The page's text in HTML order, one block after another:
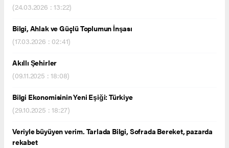
(24.03.2026 : 13:22)
Bilgi, Ahlak ve Güçlü Toplumun İnşası
(17.03.2026 : 02:41)
Akıllı Şehirler
(09.11.2025 : 18:08)
Bilgi Ekonomisinin Yeni Eşiği: Türkiye
(29.10.2025 : 18:27)
Veriyle büyüyen verim. Tarlada Bilgi, Sofrada Bereket, pazarda
rekabet